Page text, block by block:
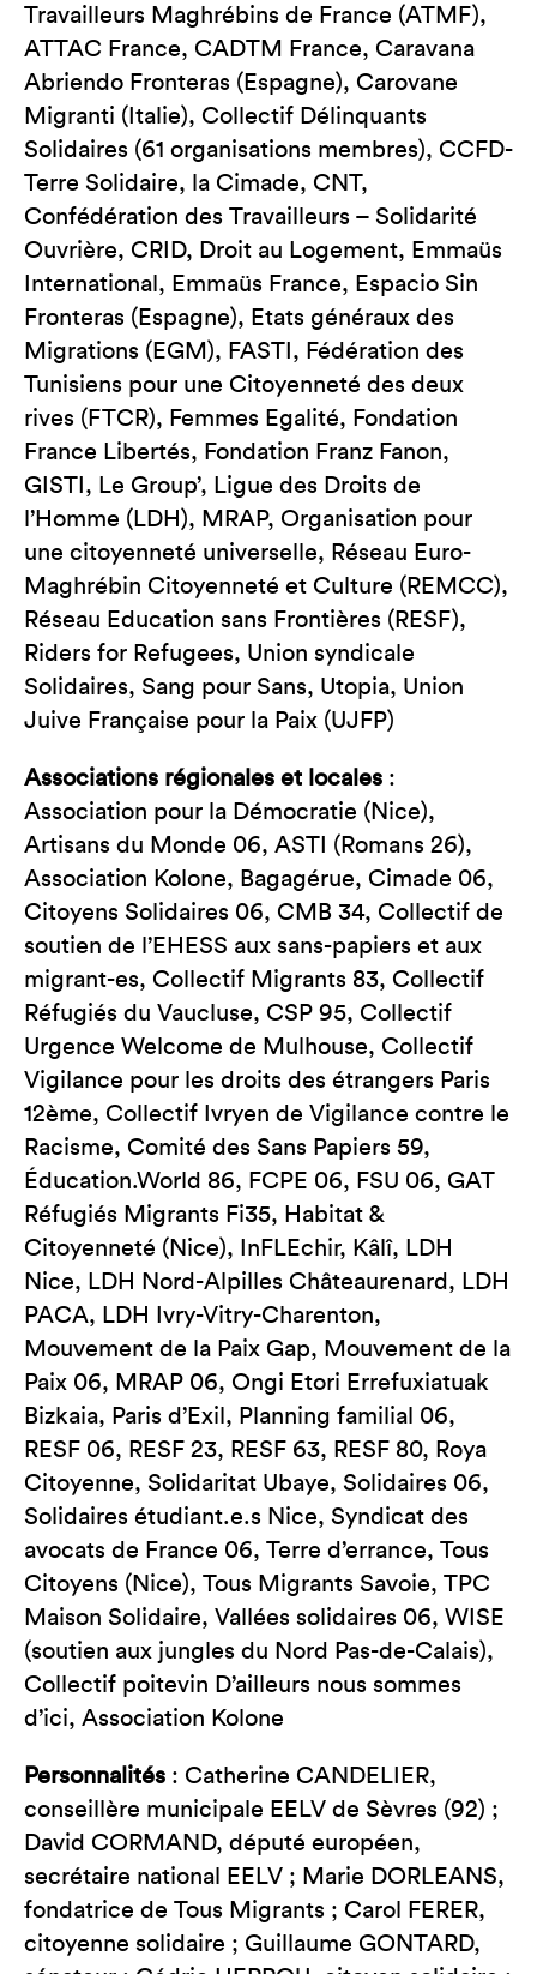
Travailleurs Maghrébins de France (ATMF),
ATTAC France, CADTM France, Caravana
Abriendo Fronteras (Espagne), Carovane
Migranti (Italie), Collectif Délinquants
Solidaires (61 organisations membres), CCFD-
Terre Solidaire, la Cimade, CNT,
Confédération des Travailleurs – Solidarité
Ouvrière, CRID, Droit au Logement, Emmaüs
International, Emmaüs France, Espacio Sin
Fronteras (Espagne), Etats généraux des
Migrations (EGM), FASTI, Fédération des
Tunisiens pour une Citoyenneté des deux
rives (FTCR), Femmes Egalité, Fondation
France Libertés, Fondation Franz Fanon,
GISTI, Le Group’, Ligue des Droits de
l’Homme (LDH), MRAP, Organisation pour
une citoyenneté universelle, Réseau Euro-
Maghrébin Citoyenneté et Culture (REMCC),
Réseau Education sans Frontières (RESF),
Riders for Refugees, Union syndicale
Solidaires, Sang pour Sans, Utopia, Union
Juive Française pour la Paix (UJFP)
Associations régionales et locales :
Association pour la Démocratie (Nice),
Artisans du Monde 06, ASTI (Romans 26),
Association Kolone, Bagagérue, Cimade 06,
Citoyens Solidaires 06, CMB 34, Collectif de
soutien de l’EHESS aux sans-papiers et aux
migrant-es, Collectif Migrants 83, Collectif
Réfugiés du Vaucluse, CSP 95, Collectif
Urgence Welcome de Mulhouse, Collectif
Vigilance pour les droits des étrangers Paris
12ème, Collectif Ivryen de Vigilance contre le
Racisme, Comité des Sans Papiers 59,
Éducation.World 86, FCPE 06, FSU 06, GAT
Réfugiés Migrants Fi35, Habitat &
Citoyenneté (Nice), InFLEchir, Kâlî, LDH
Nice, LDH Nord-Alpilles Châteaurenard, LDH
PACA, LDH Ivry-Vitry-Charenton,
Mouvement de la Paix Gap, Mouvement de la
Paix 06, MRAP 06, Ongi Etori Errefuxiatuak
Bizkaia, Paris d’Exil, Planning familial 06,
RESF 06, RESF 23, RESF 63, RESF 80, Roya
Citoyenne, Solidaritat Ubaye, Solidaires 06,
Solidaires étudiant.e.s Nice, Syndicat des
avocats de France 06, Terre d’errance, Tous
Citoyens (Nice), Tous Migrants Savoie, TPC
Maison Solidaire, Vallées solidaires 06, WISE
(soutien aux jungles du Nord Pas-de-Calais),
Collectif poitevin D’ailleurs nous sommes
d’ici, Association Kolone
Personnalités : Catherine CANDELIER,
conseillère municipale EELV de Sèvres (92) ;
David CORMAND, député européen,
secrétaire national EELV ; Marie DORLEANS,
fondatrice de Tous Migrants ; Carol FERER,
citoyenne solidaire ; Guillaume GONTARD,